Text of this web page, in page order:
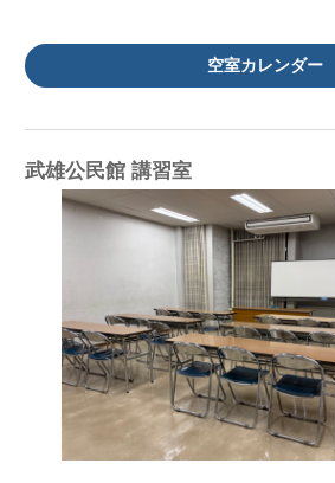
空室カレンダー
武雄公民館 講習室